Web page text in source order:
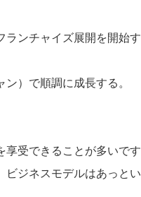
ンチャイズ展開を開始
）で順調に成長する。
受できることが多いです
ビジネスモデルはあっと